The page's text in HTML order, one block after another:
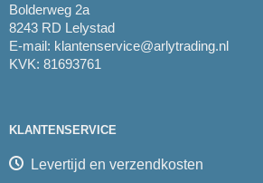
Bolderweg 2a
8243 RD Lelystad
E-mail: klantenservice@arlytrading.nl
KVK: 81693761
KLANTENSERVICE
Levertijd en verzendkosten